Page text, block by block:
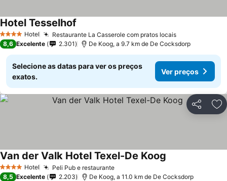
4 EstrelasHotel Restaurante La Casserole com pratos locais
Hotel Tesselhof
8,6 Excelente 2.301 De Koog, a 9.7 km de De Cocksdorp
Selecione as datas para ver os preços
exatos.
Ver preços
Partilhar
4 EstrelasHotel Peli Pub e restaurante
Van der Valk Hotel Texel-De Koog
8,5 Excelente 2.203 De Koog, a 11.0 km de De Cocksdorp